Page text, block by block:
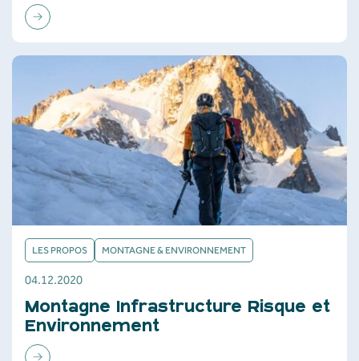
LES PROPOS MONTAGNE & ENVIRONNEMENT
04.12.2020
Montagne Infrastructure Risque et
Environnement